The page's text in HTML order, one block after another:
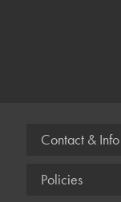
Contact & Info
Policies